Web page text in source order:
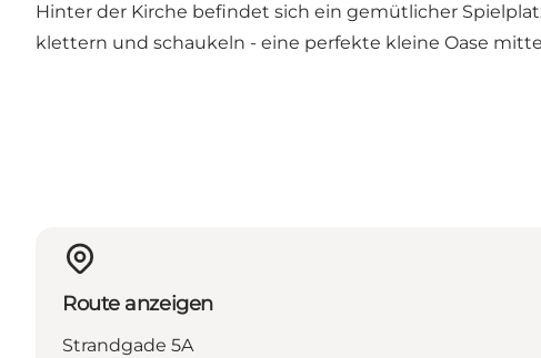
Hinter der Kirche befindet sich ein gemütlicher
klettern und schaukeln - eine perfekte kleine Oase
Route anzeigen
Strandgade 5A